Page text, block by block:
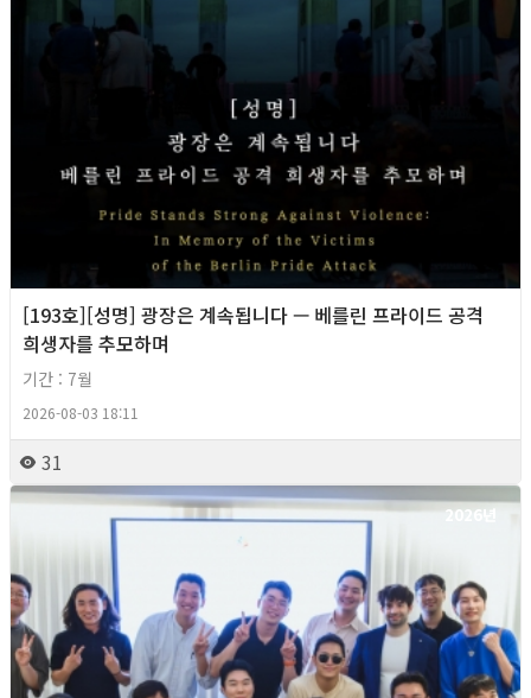
[193호][성명] 광장은 계속됩니다 — 베를린 프라이드 공격
희생자를 추모하며
기간 : 7월
2026-08-03 18:11
31
2026년